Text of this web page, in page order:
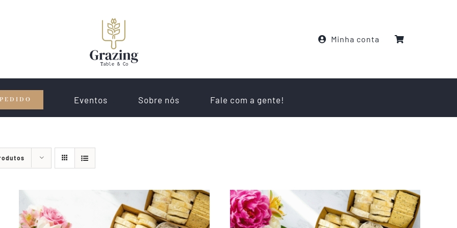
Minha conta
Eventos Sobre nós Fale com a gente!